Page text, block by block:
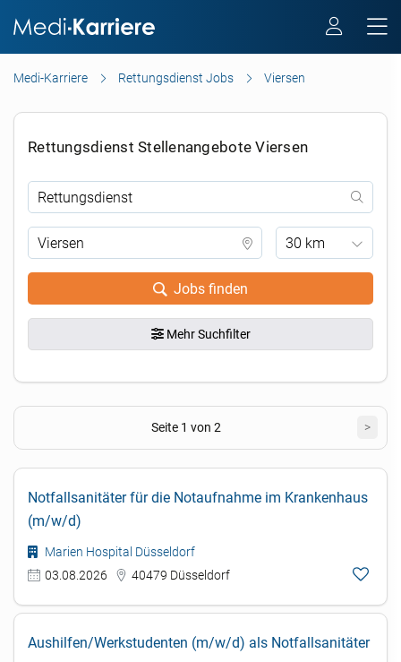
Medi-Karriere Rettungsdienst Jobs Viersen
Rettungsdienst Stellenangebote Viersen
30 km
Jobs finden
Mehr Suchfilter
Seite 1 von 2 >
Notfallsanitäter für die Notaufnahme im Krankenhaus
(m/w/d)
Marien Hospital Düsseldorf
03.08.2026
40479 Düsseldorf
Aushilfen/Werkstudenten (m/w/d) als Notfallsanitäter